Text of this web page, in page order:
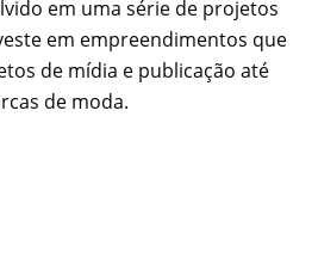
em uma série de projetos
em empreendimentos que
de mídia e publicação até
de moda.